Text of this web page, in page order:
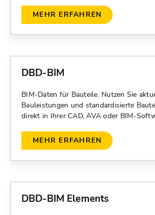
MEHR ERFAHREN
DBD-BIM
BIM-Daten für Bauteile. Nutzen Sie
Bauleistungen und standardisierte
direkt in Ihrer CAD, AVA oder BIM-
MEHR ERFAHREN
DBD-BIM Elements